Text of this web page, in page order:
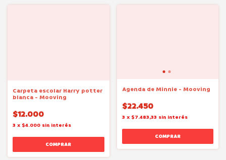
Carpeta escolar Harry potter
blanca - Mooving
$12.000
3 x $4.000 sin interés
Agenda de Minnie - Mooving
$22.450
3 x $7.483,33 sin interés